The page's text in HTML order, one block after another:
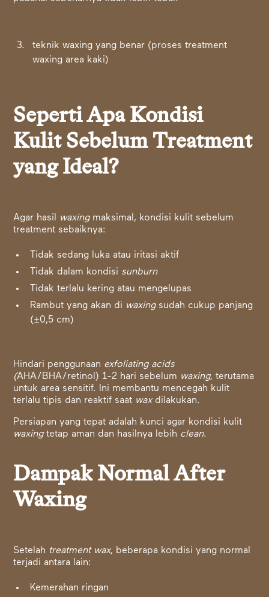
teknik waxing yang benar (proses treatment
waxing area kaki)
Seperti Apa Kondisi
Kulit Sebelum Treatment
yang Ideal?
Agar hasil waxing maksimal, kondisi kulit sebelum
treatment sebaiknya:
Tidak sedang luka atau iritasi aktif
Tidak dalam kondisi sunburn
Tidak terlalu kering atau mengelupas
Rambut yang akan di waxing sudah cukup panjang
(±0,5 cm)
Hindari penggunaan exfoliating acids
(AHA/BHA/retinol) 1-2 hari sebelum waxing, terutama
untuk area sensitif. Ini membantu mencegah kulit
terlalu tipis dan reaktif saat wax dilakukan.
Persiapan yang tepat adalah kunci agar kondisi kulit
waxingtetap aman dan hasilnya lebih clean.
Dampak Normal After
Waxing
Setelah treatment wax, beberapa kondisi yang normal
terjadi antara lain:
Kemerahan ringan